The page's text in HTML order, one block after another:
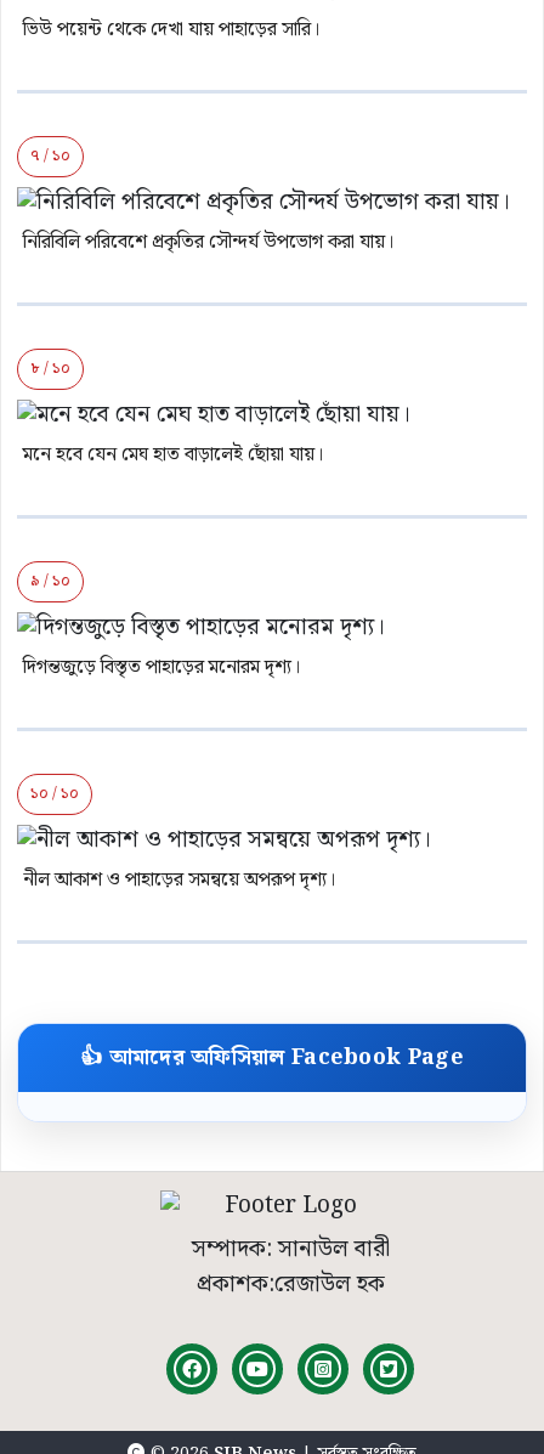
ভিউ পয়েন্ট থেকে দেখা যায় পাহাড়ের সারি।
৭ / ১০
নিরিবিলি পরিবেশে প্রকৃতির সৌন্দর্য উপভোগ করা যায়।
৮ / ১০
মনে হবে যেন মেঘ হাত বাড়ালেই ছোঁয়া যায়।
৯ / ১০
দিগন্তজুড়ে বিস্তৃত পাহাড়ের মনোরম দৃশ্য।
১০ / ১০
নীল আকাশ ও পাহাড়ের সমন্বয়ে অপরূপ দৃশ্য।
👍 আমাদের অফিসিয়াল Facebook Page
সম্পাদক: সানাউল বারী
প্রকাশক:রেজাউল হক